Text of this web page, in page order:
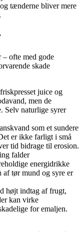
tænderne bliver mere
– ofte med gode
skade
juice og
men de
Selv naturlige syrer
som et sundere
er ikke farligt i små
tid bidrage til erosion.
falder
energidrikke
tør mund og syre er
højt indtag af frugt,
kan virke
for emaljen.